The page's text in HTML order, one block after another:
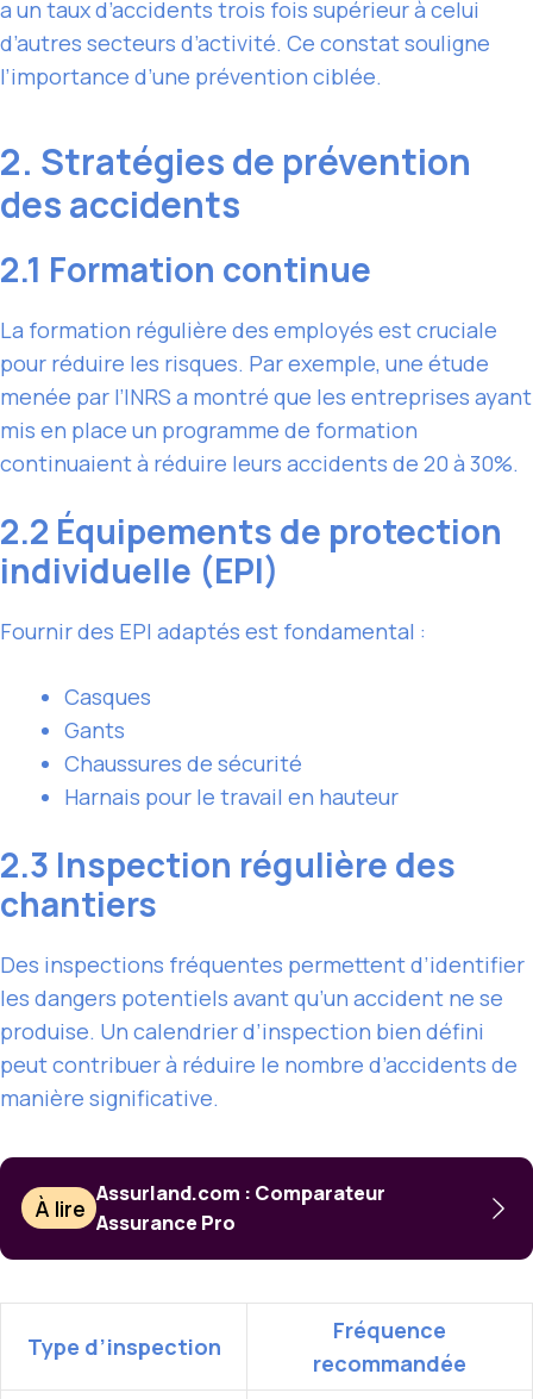
a un taux d’accidents trois fois supérieur à celui
d’autres secteurs d’activité. Ce constat souligne
l’importance d’une prévention ciblée.
2. Stratégies de prévention
des accidents
2.1 Formation continue
La formation régulière des employés est cruciale
pour réduire les risques. Par exemple, une étude
menée par l’INRS a montré que les entreprises ayant
mis en place un programme de formation
continuaient à réduire leurs accidents de 20 à 30%.
2.2 Équipements de protection
individuelle (EPI)
Fournir des EPI adaptés est fondamental :
Casques
Gants
Chaussures de sécurité
Harnais pour le travail en hauteur
2.3 Inspection régulière des
chantiers
Des inspections fréquentes permettent d’identifier
les dangers potentiels avant qu’un accident ne se
produise. Un calendrier d’inspection bien défini
peut contribuer à réduire le nombre d’accidents de
manière significative.
À lire
Assurland.com : Comparateur
Assurance Pro
Type d’inspection
Fréquence
recommandée